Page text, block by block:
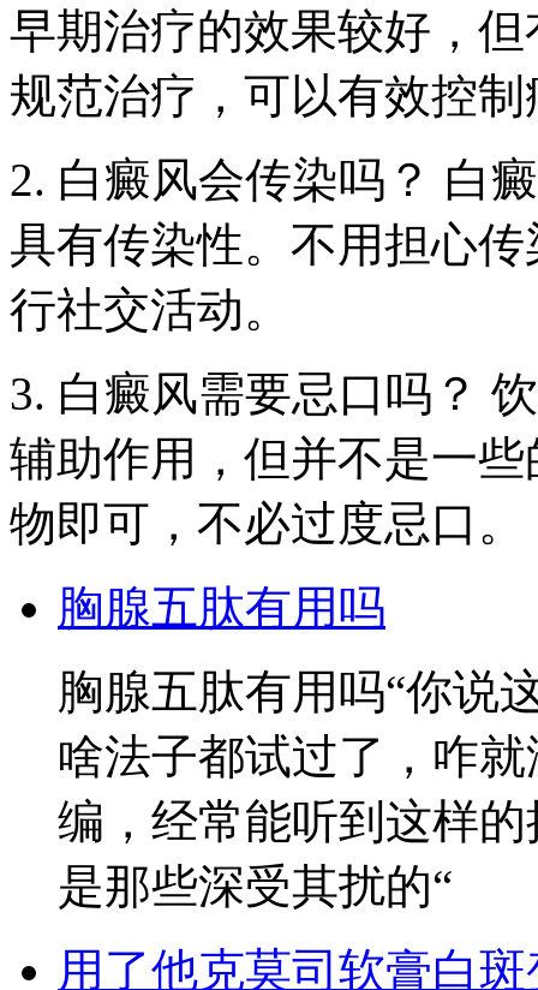
早期治疗的效果较好，
规范治疗，可以有效控
2. 白癜风会传染吗？ 白
具有传染性。不用担心
行社交活动。
3. 白癜风需要忌口吗？
辅助作用，但并不是一
物即可，不必过度忌口。
胸腺五肽有用吗
胸腺五肽有用吗“你说
啥法子都试过了，咋
编，经常能听到这样
是那些深受其扰的“
用了他克莫司软膏白